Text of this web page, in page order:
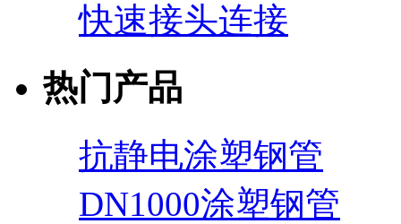
快速接头连接
热门产品
抗静电涂塑钢管
DN1000涂塑钢管